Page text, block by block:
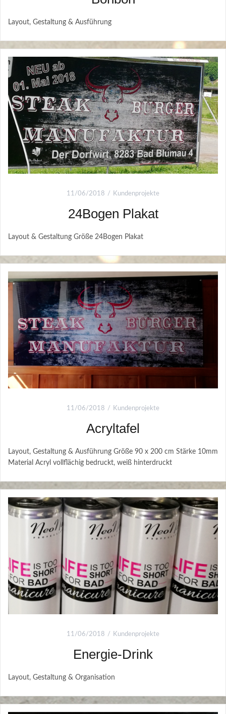
Layout, Gestaltung & Ausführung
11/06/2018 Kundenprojekte
24Bogen Plakat
Layout & Gestaltung Größe 24Bogen Plakat
11/06/2018 Kundenprojekte
Acryltafel
Layout, Gestaltung & Ausführung Größe 90 x 200 cm Stärke 10mm
Material Acryl vollflächig bedruckt, weiß hinterdruckt
11/06/2018 Kundenprojekte
Energie-Drink
Layout, Gestaltung & Organisation